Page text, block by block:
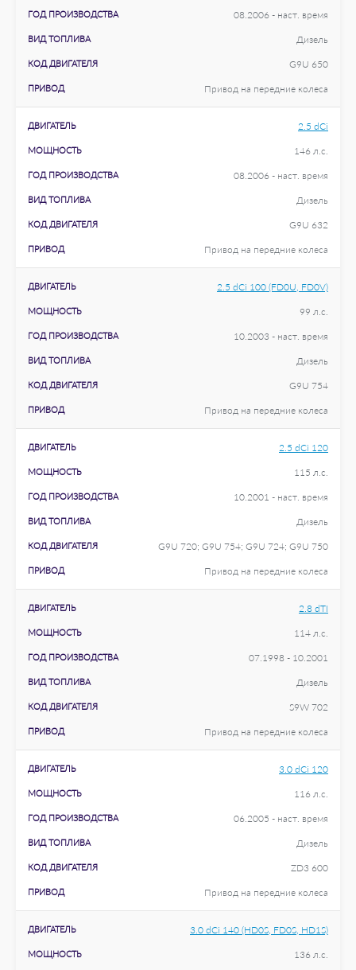
ГОД ПРОИЗВОДСТВА 08.2006 - наст. время
ВИД ТОПЛИВА Дизель
КОД ДВИГАТЕЛЯ G9U 650
ПРИВОД Привод на передние колеса
ДВИГАТЕЛЬ 2.5 dCi
МОЩНОСТЬ 146 л.с.
ГОД ПРОИЗВОДСТВА 08.2006 - наст. время
ВИД ТОПЛИВА Дизель
КОД ДВИГАТЕЛЯ G9U 632
ПРИВОД Привод на передние колеса
ДВИГАТЕЛЬ 2.5 dCi 100 (FD0U, FD0V)
МОЩНОСТЬ 99 л.с.
ГОД ПРОИЗВОДСТВА 10.2003 - наст. время
ВИД ТОПЛИВА Дизель
КОД ДВИГАТЕЛЯ G9U 754
ПРИВОД Привод на передние колеса
ДВИГАТЕЛЬ 2.5 dCi 120
МОЩНОСТЬ 115 л.с.
ГОД ПРОИЗВОДСТВА 10.2001 - наст. время
ВИД ТОПЛИВА Дизель
КОД ДВИГАТЕЛЯ G9U 720; G9U 754; G9U 724; G9U 750
ПРИВОД Привод на передние колеса
ДВИГАТЕЛЬ 2.8 dTI
МОЩНОСТЬ 114 л.с.
ГОД ПРОИЗВОДСТВА 07.1998 - 10.2001
ВИД ТОПЛИВА Дизель
КОД ДВИГАТЕЛЯ S9W 702
ПРИВОД Привод на передние колеса
ДВИГАТЕЛЬ 3.0 dCi 120
МОЩНОСТЬ 116 л.с.
ГОД ПРОИЗВОДСТВА 06.2005 - наст. время
ВИД ТОПЛИВА Дизель
КОД ДВИГАТЕЛЯ ZD3 600
ПРИВОД Привод на передние колеса
ДВИГАТЕЛЬ 3.0 dCi 140 (HD0S, FD0S, HD1S)
МОЩНОСТЬ 136 л.с.